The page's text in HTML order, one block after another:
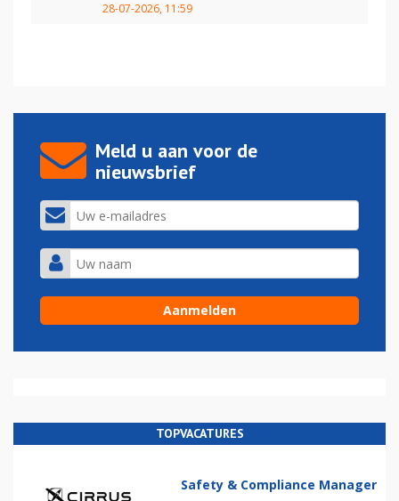
28-07-2026, 11:59
Meld u aan voor de
nieuwsbrief
TOPVACATURES
Safety & Compliance Manager